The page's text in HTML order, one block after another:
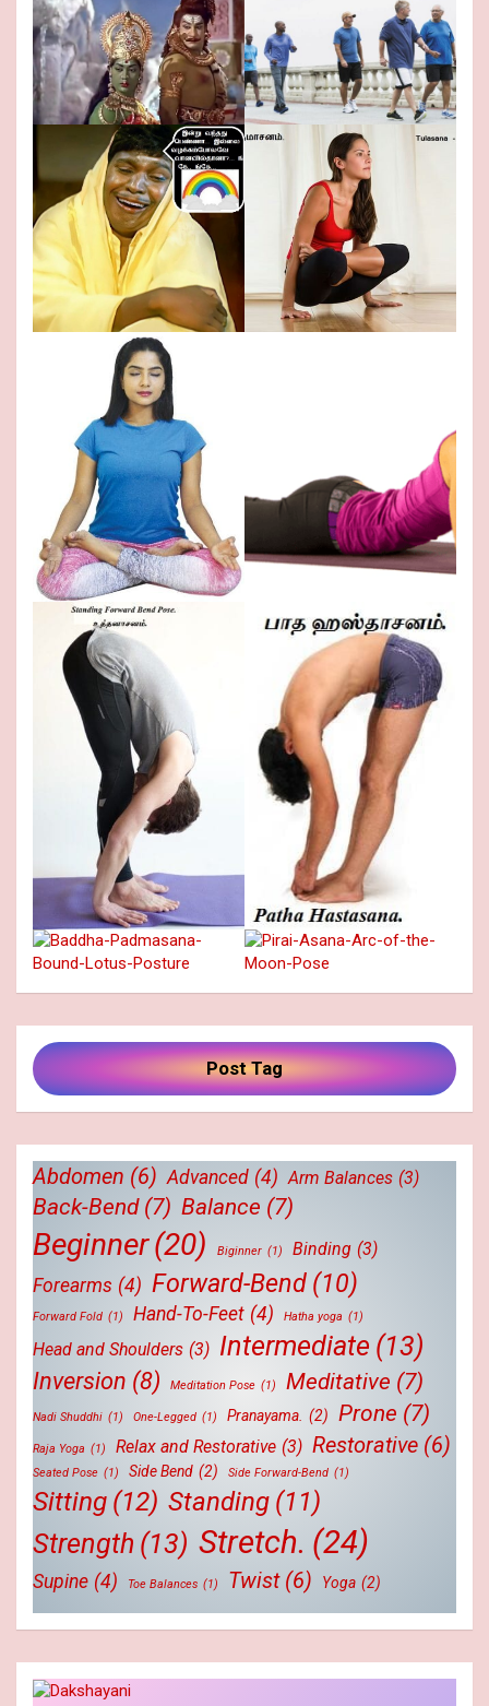
Post Tag
Abdomen (6) Advanced (4) Arm Balances (3)
Back-Bend (7) Balance (7)
Beginner(20) Biginner (1) Binding (3)
Forearms (4) Forward-Bend (10)
Forward Fold (1) Hand-To-Feet (4) Hatha yoga (1)
Head and Shoulders (3) Intermediate (13)
Inversion (8) Meditation Pose (1) Meditative (7)
Nadi Shuddhi (1) One-Legged (1) Pranayama. (2) Prone (7)
Raja Yoga (1) Relax and Restorative (3) Restorative (6)
Seated Pose (1) Side Bend (2) Side Forward-Bend (1)
Sitting (12) Standing (11)
Strength (13) Stretch. (24)
Supine (4) Toe Balances (1) Twist (6) Yoga (2)